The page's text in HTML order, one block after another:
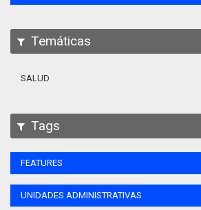
Temáticas
SALUD
Tags
FEATURES
UNIDADES ADMINISTRATIVAS